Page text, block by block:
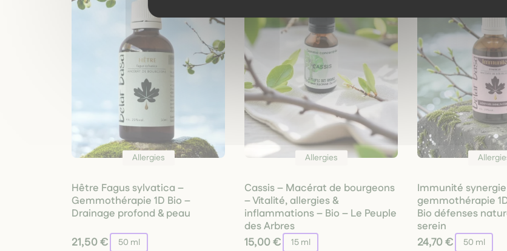
Allergies
Hêtre Fagus sylvatica –
Gemmothérapie 1D Bio –
Drainage profond & peau
21,50 € 50 ml
Allergies
Cassis – Macérat de bourgeons
– Vitalité, allergies &
inflammations – Bio – Le Peuple
des Arbres
15,00 € 15 ml
Immunité synergie
gemmothérapie
Bio défenses
serein
24,70 € 50 ml